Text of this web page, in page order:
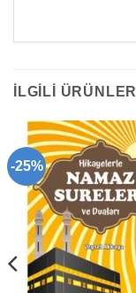
İLGILI ÜRÜNLER
-25%